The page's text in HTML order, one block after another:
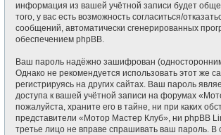
информация из вашей учётной записи будет
того, у вас есть возможность согласиться/
сообщений, автоматически сгенерированных
обеспечением phpBB.
Ваш пароль надёжно зашифрован
Однако не рекомендуется использовать этот же
регистрируясь на других сайтах. Ваш пароль
доступа к вашей учётной записи на форумах
пожалуйста, храните его в тайне, ни при каких
представители «Мотор Мастер Клуб», ни phpBB
третье лицо не вправе спрашивать ваш пароль. В